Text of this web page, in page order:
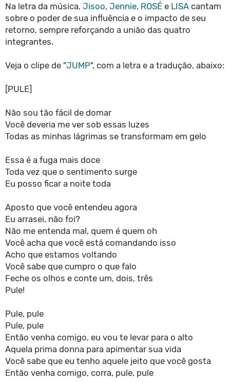
Na letra da música, Jisoo, Jennie, ROSÉ e LISA cantam
sobre o poder de sua influência e o impacto de seu
retorno, sempre reforçando a união das quatro
integrantes.
Veja o clipe de "JUMP", com a letra e a tradução, abaixo:
[PULE]
Não sou tão fácil de domar
Você deveria me ver sob essas luzes
Todas as minhas lágrimas se transformam em gelo
Essa é a fuga mais doce
Toda vez que o sentimento surge
Eu posso ficar a noite toda
Aposto que você entendeu agora
Eu arrasei, não foi?
Não me entenda mal, quem é quem oh
Você acha que você está comandando isso
Acho que estamos voltando
Você sabe que cumpro o que falo
Feche os olhos e conte um, dois, três
Pule!
Pule, pule
Pule, pule
Então venha comigo, eu vou te levar para o alto
Aquela prima donna para apimentar sua vida
Você sabe que eu tenho aquele jeito que você gosta
Então venha comigo, corra, pule, pule